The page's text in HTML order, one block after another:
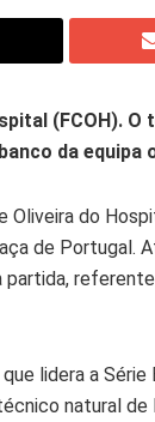
(FCOH). O
da equipa
do
de Portugal.
referente
lidera a
natural de